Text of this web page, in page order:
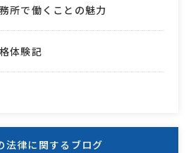
所で働くことの魅力
体験記
法律に関するブログ